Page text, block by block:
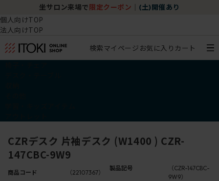
坐サロン来場で 限定クーポン (土)開催あり
個人向けTOP
法人向けTOP
検索マイページ お気に入り カート
CZRデスク 片袖デスク (W1400 ) CZR-
147CBC-9W9
商品コード （22107367）
製品記号
（CZR-147CBC-
9W9）